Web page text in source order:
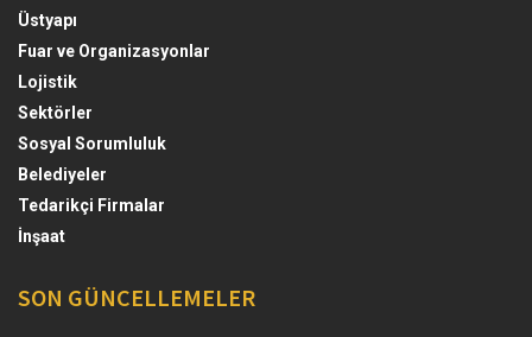
Üstyapı
Fuar ve Organizasyonlar
Lojistik
Sektörler
Sosyal Sorumluluk
Belediyeler
Tedarikçi Firmalar
İnşaat
SON GÜNCELLEMELER